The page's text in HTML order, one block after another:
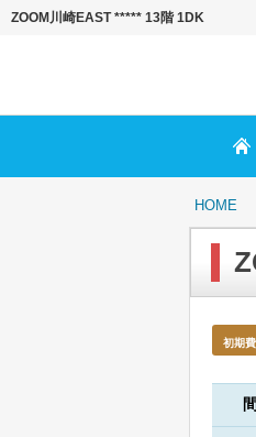
ZOOM川崎EAST ***** 13階 1DK
HOME
初期